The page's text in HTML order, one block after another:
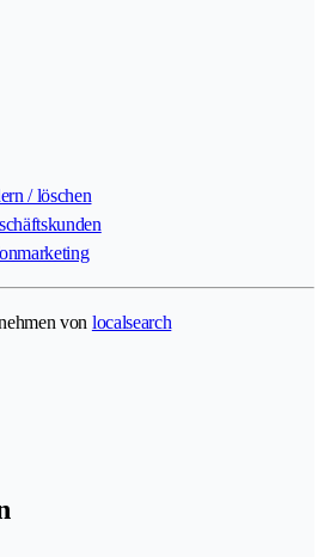
/ löschen
von localsearch